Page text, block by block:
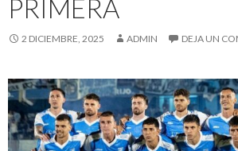
PRIMERA
2 DICIEMBRE, 2025 ADMIN DEJA UN